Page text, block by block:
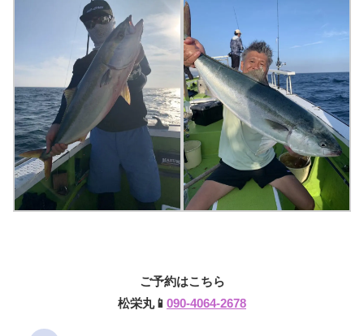
ご予約はこちら
松栄丸📱 090-4064-2678